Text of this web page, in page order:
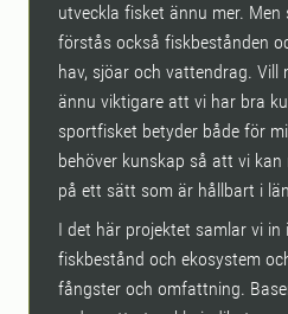
utveckla fisket ännu mer.
förstås också fiskbestånden
hav, sjöar och vattendrag.
ännu viktigare att vi har bra
sportfisket betyder både för
behöver kunskap så att vi
på ett sätt som är hållbart i
I det här projektet samlar vi
fiskbestånd och ekosystem
fångster och omfattning.